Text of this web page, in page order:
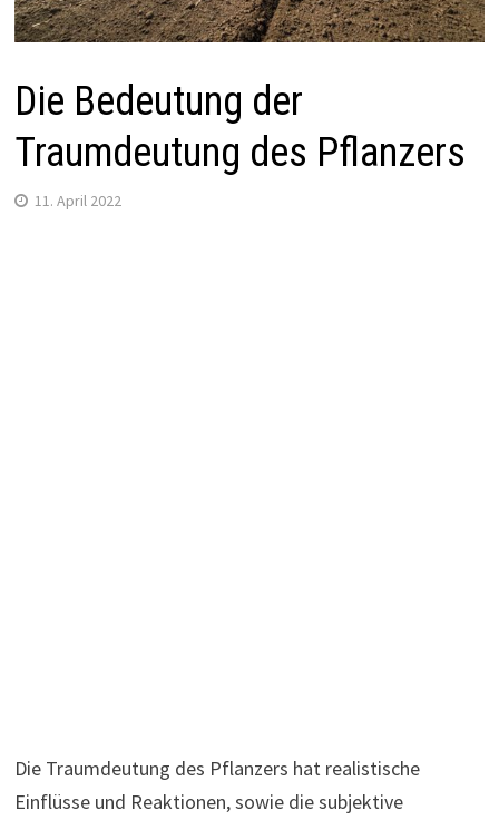
Die Bedeutung der
Traumdeutung des Pflanzers
11. April 2022
Die Traumdeutung des Pflanzers hat realistische
Einflüsse und Reaktionen, sowie die subjektive